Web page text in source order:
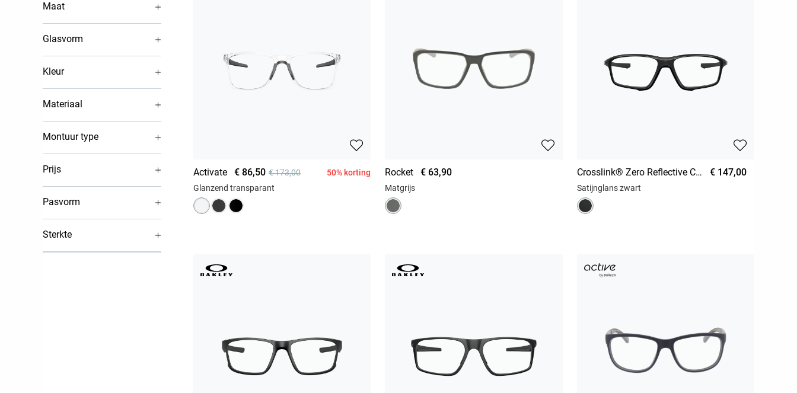
Maat
Glasvorm
Kleur
Materiaal
Montuur type
Prijs
Pasvorm
Sterkte
Activate € 86,50 € 173,00
50% korting
Glanzend transparant
Rocket € 63,90
Matgrijs
Crosslink® Zero Reflective Collection € 147,00
Satijnglans zwart